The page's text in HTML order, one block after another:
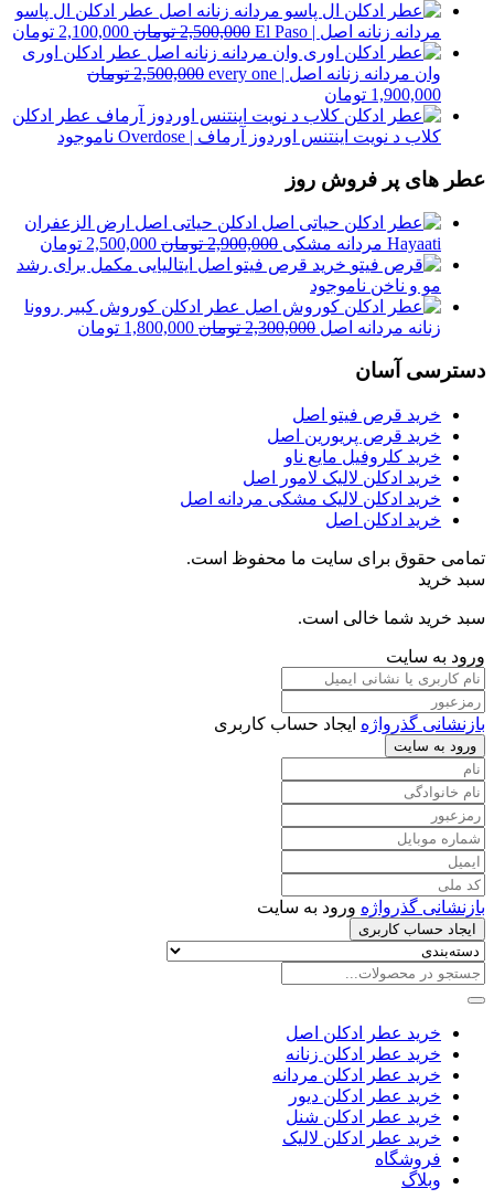
عطر ادکلن ال پاسو
مردانه زنانه اصل | El Paso
2,500,000 تومان قیمت
اصلی
2,100,000 تومان
عطر ادکلن اوری
وان مردانه زنانه اصل | every one
2,500,000 تومان
قیمت
اصلی
2,500,000 تومان
1,900,000 تومان
فعلی
1,900,000 تومان
عطر ادکلن
کلاب د نویت اینتنس اوردوز آرماف | Overdose
ناموجود
عطر های پر فروش روز
ادکلن حیاتی اصل ارض الزعفران
Hayaati مردانه مشکی
2,900,000 تومان قیمت
اصلی
بود.
2,500,000 تومان
فعلی
است.
خرید قرص فیتو اصل ایتالیایی مکمل برای رشد
مو و ناخن ناموجود
عطر ادکلن کوروش کبیر روونا
زنانه مردانه اصل 2,300,000 تومان قیمت
1,800,000 تومان
دسترسی آسان
خرید قرص فیتو اصل
خرید قرص پریورین اصل
خرید کلروفیل مایع ناو
خرید ادکلن لالیک لامور اصل
خرید ادکلن لالیک مشکی مردانه اصل
خرید ادکلن اصل
تمامی حقوق برای سایت ما محفوظ است.
سبد خرید
سبد خرید شما خالی است.
ورود به سایت
بازنشانی گذرواژه ایجاد حساب کاربری
ورود به سایت
بازنشانی گذرواژه ورود به سایت
ایجاد حساب کاربری
خرید عطر ادکلن اصل
خرید عطر ادکلن زنانه
خرید عطر ادکلن مردانه
خرید عطر ادکلن دیور
خرید عطر ادکلن شنل
خرید عطر ادکلن لالیک
فروشگاه
وبلاگ